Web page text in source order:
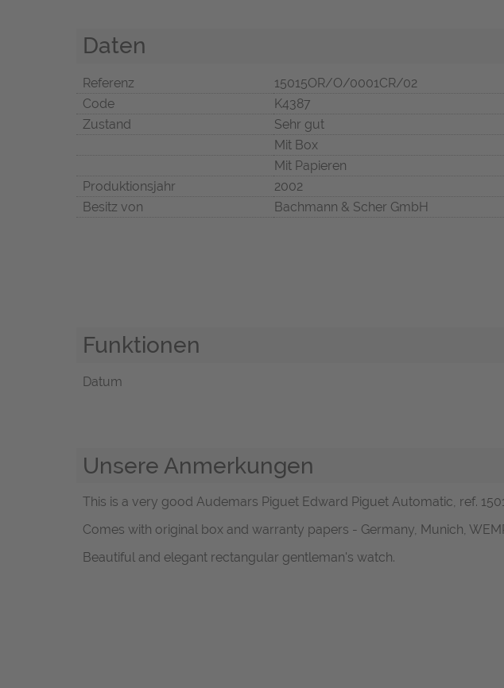
Daten
Referenz
15015OR/O/0001CR/02
Code
K4387
Zustand
Sehr gut
Mit Box
Mit Papieren
Produktionsjahr
2002
Besitz von
Bachmann & Scher GmbH
Funktionen
Datum
Unsere Anmerkungen
This is a very good Audemars Piguet Edward Piguet Automatic, ref.
Comes with original box and warranty papers - Germany, Munich,
Beautiful and elegant rectangular gentleman's watch.